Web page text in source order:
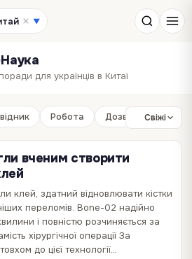
▼
Наука
для українців в Китаї
Робота ДозвілляСвіжі
вченим створити
клей, здатний відновлювати кістки
переломів. Bone-02 надійно
і повністю розчиняється за
хірургічної операції За
до цієї технології…
космос корабель з трьома
на космічну станцію Tiangong.
протягом року, повідомляє